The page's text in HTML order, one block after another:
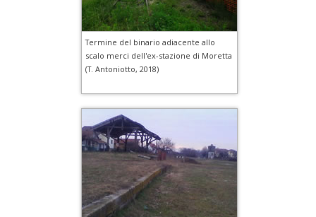
Termine del binario adiacente allo
scalo merci dell'ex-stazione di Moretta
(T. Antoniotto, 2018)